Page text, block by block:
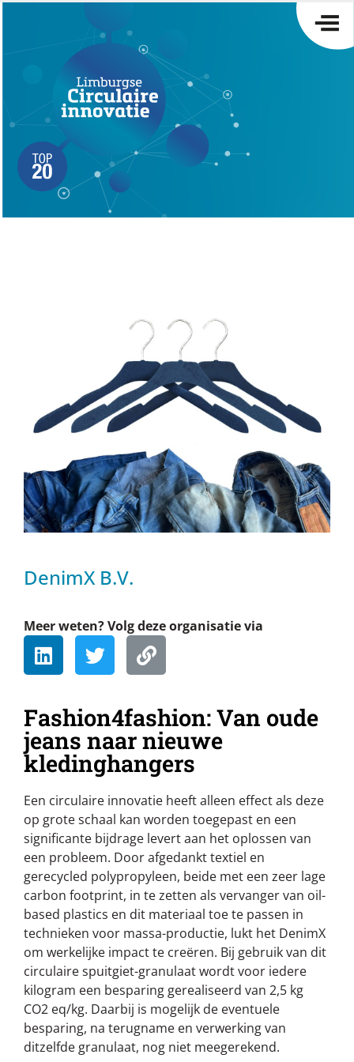
DenimX B.V.
Meer weten? Volg deze organisatie via
Fashion4fashion: Van oude
jeans naar nieuwe
kledinghangers
Een circulaire innovatie heeft alleen effect als deze
op grote schaal kan worden toegepast en een
significante bijdrage levert aan het oplossen van
een probleem. Door afgedankt textiel en
gerecycled polypropyleen, beide met een zeer lage
carbon footprint, in te zetten als vervanger van oil-
based plastics en dit materiaal toe te passen in
technieken voor massa-productie, lukt het DenimX
om werkelijke impact te creëren. Bij gebruik van dit
circulaire spuitgiet-granulaat wordt voor iedere
kilogram een besparing gerealiseerd van 2,5 kg
CO2 eq/kg. Daarbij is mogelijk de eventuele
besparing, na terugname en verwerking van
ditzelfde granulaat, nog niet meegerekend.